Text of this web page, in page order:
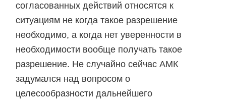
согласованных действий относятся к
ситуациям не когда такое разрешение
необходимо, а когда нет уверенности в
необходимости вообще получать такое
разрешение. Не случайно сейчас АМК
задумался над вопросом о
целесообразности дальнейшего